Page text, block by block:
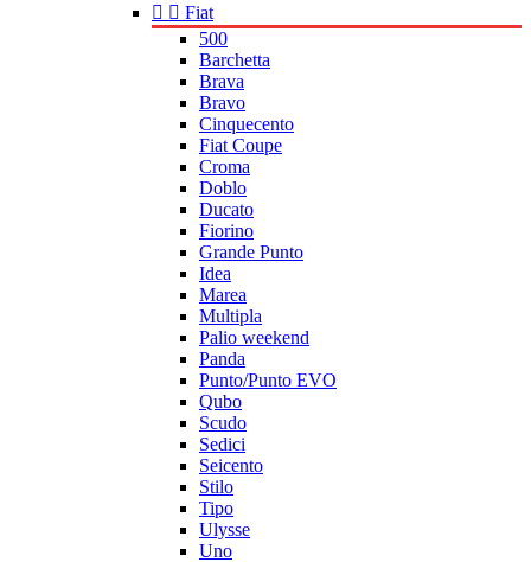
  Fiat
500
Barchetta
Brava
Bravo
Cinquecento
Fiat Coupe
Croma
Doblo
Ducato
Fiorino
Grande Punto
Idea
Marea
Multipla
Palio weekend
Panda
Punto/Punto EVO
Qubo
Scudo
Sedici
Seicento
Stilo
Tipo
Ulysse
Uno